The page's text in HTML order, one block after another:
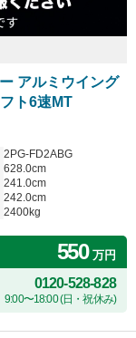
アルミウイング
ト6速MT
2PG-FD2ABG
628.0cm
241.0cm
242.0cm
2400kg
550万円
0120-528-828
9:00〜18:00 (日・祝休み)